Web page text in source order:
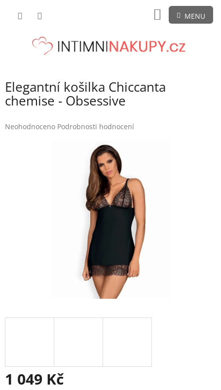
NÁKUPNÍ
KOŠÍK
Elegantní košilka Chiccanta
chemise - Obsessive
Průměrné
Neohodnoceno Podrobnosti hodnocení
1 049 Kč